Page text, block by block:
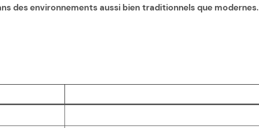
des environnements aussi bien traditionnels que modernes.